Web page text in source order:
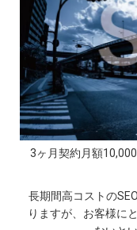
3ヶ月契約月額
長期間高コストの
りますが、お客様に